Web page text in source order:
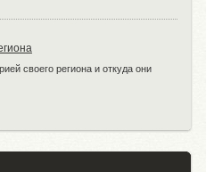
своего региона и откуда они